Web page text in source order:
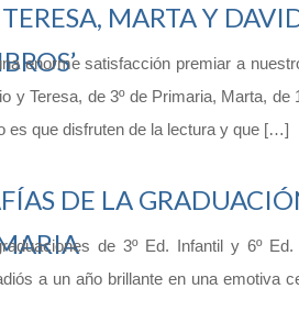
MARTA Y
enorme satisfacción premiar a
y Teresa, de 3º de Primaria, Marta,
es que disfruten de la lectura y que […]
DE LA
de 3º Ed. Infantil y 6º
a un año brillante en una emotiva